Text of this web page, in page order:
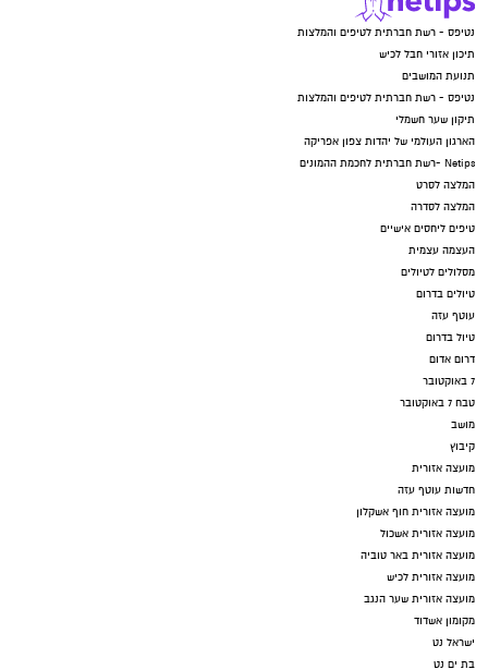
נטיפס - רשת חברתית לטיפים והמלצות
תיכון אזורי חבל לכיש
תנועת המושבים
נטיפס - רשת חברתית לטיפים והמלצות
תיקון שער חשמלי
הארגון העולמי של יהדות צפון אפריקה
Netips -רשת חברתית לחכמת ההמונים
המלצה לסרט
המלצה לסדרה
טיפים ליחסים אישיים
העצמה עצמית
מסלולים לטיולים
טיולים בדרום
עוטף עזה
טיול בדרום
דרום אדום
7 באוקטובר
טבח 7 באוקטובר
מושב
קיבוץ
מועצה אזורית
חדשות עוטף עזה
מועצה אזורית חוף אשקלון
מועצה אזורית אשכול
מועצה אזורית באר טוביה
מועצה אזורית לכיש
מועצה אזורית שער הנגב
מקומון אשדוד
ישראל נט
בת ים נט